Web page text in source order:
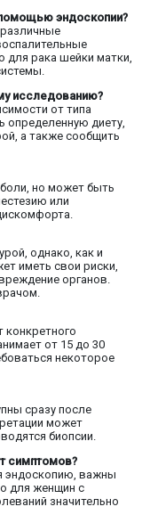
эндоскопии?
для рака шейки матки,
исследованию?
от типа
определенную диету,
а также сообщить
но может быть
или
однако, как и
иметь свои риски,
органов.
конкретного
от 15 до 30
некоторое
сразу после
может
биопсии.
симптомов?
эндоскопию, важны
для женщин с
значительно